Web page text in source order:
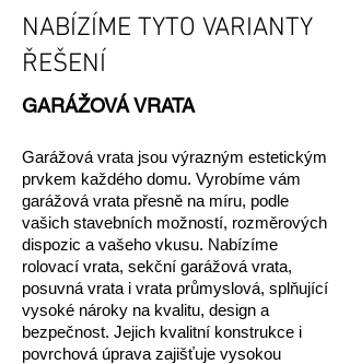
NABÍZÍME TYTO VARIANTY
ŘEŠENÍ
GARÁŽOVÁ VRATA
Garážová vrata jsou výrazným estetickým
prvkem každého domu. Vyrobíme vám
garážová vrata přesně na míru, podle
vašich stavebních možností, rozměrových
dispozic a vašeho vkusu. Nabízíme
rolovací vrata, sekční garážová vrata,
posuvná vrata i vrata průmyslová, splňující
vysoké nároky na kvalitu, design a
bezpečnost. Jejich kvalitní konstrukce i
povrchová úprava zajišťuje vysokou